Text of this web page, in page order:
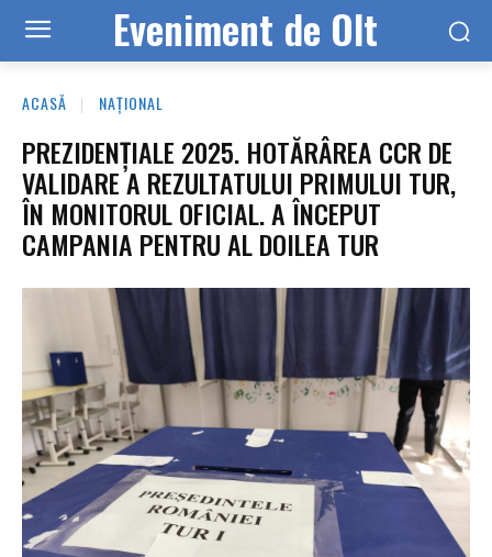
Eveniment de Olt
ACASĂ NAȚIONAL
PREZIDENȚIALE 2025. HOTĂRÂREA CCR DE
VALIDARE A REZULTATULUI PRIMULUI TUR,
ÎN MONITORUL OFICIAL. A ÎNCEPUT
CAMPANIA PENTRU AL DOILEA TUR